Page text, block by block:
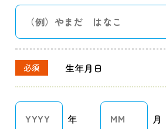
必須 生年月日
年 月